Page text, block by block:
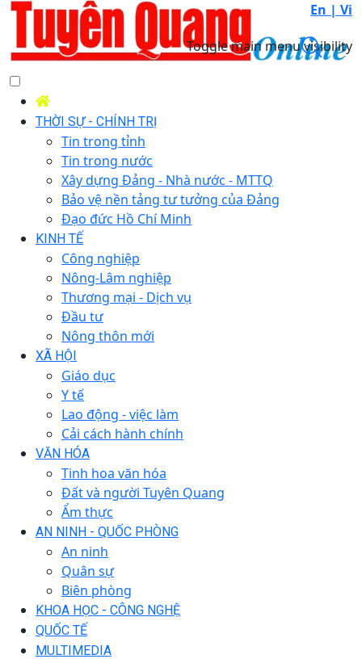
En | Vi
Toggle main menu visibility
THỜI SỰ - CHÍNH TRỊ
Tin trong tỉnh
Tin trong nước
Xây dựng Đảng - Nhà nước - MTTQ
Bảo vệ nền tảng tư tưởng của Đảng
Đạo đức Hồ Chí Minh
KINH TẾ
Công nghiệp
Nông-Lâm nghiệp
Thương mại - Dịch vụ
Đầu tư
Nông thôn mới
XÃ HỘI
Giáo dục
Y tế
Lao động - việc làm
Cải cách hành chính
VĂN HÓA
Tinh hoa văn hóa
Đất và người Tuyên Quang
Ẩm thực
AN NINH - QUỐC PHÒNG
An ninh
Quân sự
Biên phòng
KHOA HỌC - CÔNG NGHỆ
QUỐC TẾ
MULTIMEDIA